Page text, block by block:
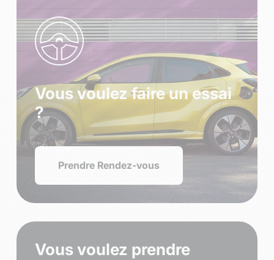
Vous voulez faire un essai
?
Prendre Rendez-vous
Vous voulez prendre